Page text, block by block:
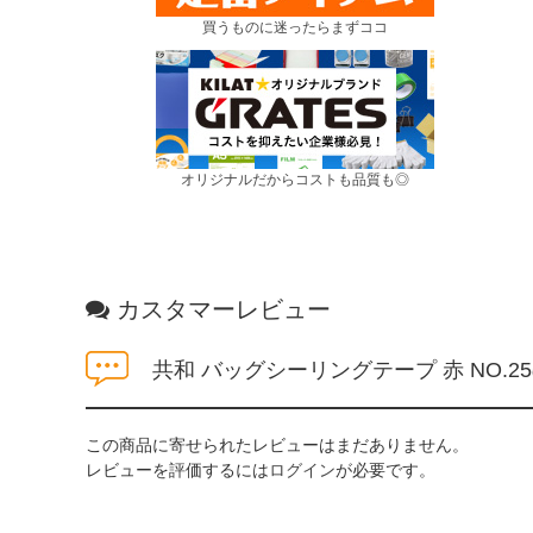
買うものに迷ったらまずココ
オリジナルだからコストも品質も◎
カスタマーレビュー
共和 バッグシーリングテープ 赤
この商品に寄せられたレビューはまだありません。
レビューを評価するにはログインが必要です。